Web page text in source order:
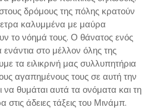
δρόμους της πόλης κρατούν
καλυμμένα με μαύρα
το νόημά τους. Ο θάνατος ενός
ενάντια στο μέλλον όλης της
τα ειλικρινή μας συλλυπητήρια
αγαπημένους τους σε αυτή την
θυμάται αυτά τα ονόματα και τη
άδειες τάξεις του Μινάμπ.